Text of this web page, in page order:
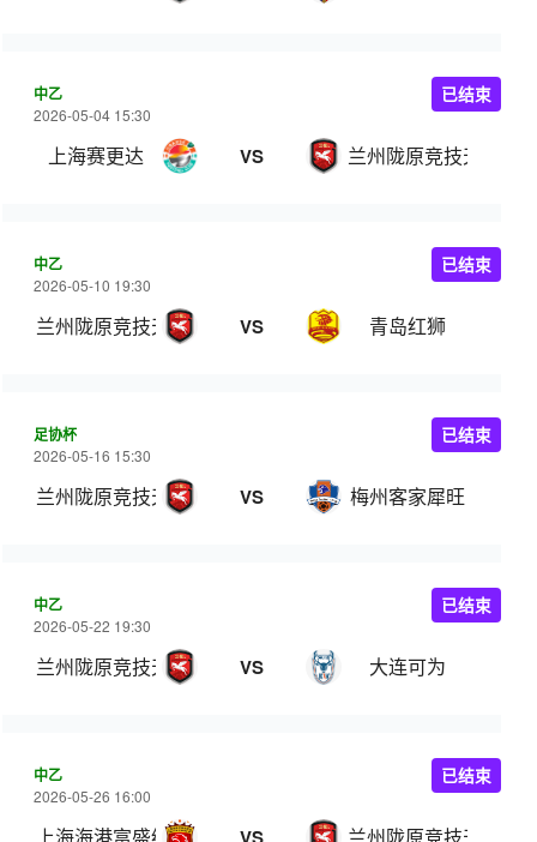
中乙
2026-05-04 15:30
上海赛更达 VS 兰州陇原竞技天佑德
已结束
中乙
2026-05-10 19:30
兰州陇原竞技天佑德 VS 青岛红狮
已结束
足协杯
2026-05-16 15:30
兰州陇原竞技天佑德 VS 梅州客家犀旺
已结束
中乙
2026-05-22 19:30
兰州陇原竞技天佑德 VS 大连可为
已结束
中乙
2026-05-26 16:00
已结束